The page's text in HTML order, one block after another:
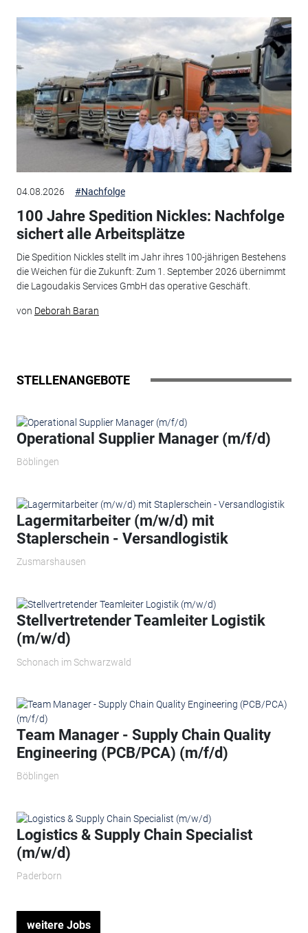
04.08.2026 #Nachfolge
100 Jahre Spedition Nickles: Nachfolge
sichert alle Arbeitsplätze
Die Spedition Nickles stellt im Jahr ihres 100-jährigen Bestehens
die Weichen für die Zukunft: Zum 1. September 2026 übernimmt
die Lagoudakis Services GmbH das operative Geschäft.
von Deborah Baran
STELLENANGEBOTE
Operational Supplier Manager (m/f/d)
Böblingen
Lagermitarbeiter (m/w/d) mit
Staplerschein - Versandlogistik
Zusmarshausen
Stellvertretender Teamleiter Logistik
(m/w/d)
Schonach im Schwarzwald
Team Manager - Supply Chain Quality
Engineering (PCB/PCA) (m/f/d)
Böblingen
Logistics & Supply Chain Specialist
(m/w/d)
Paderborn
weitere Jobs